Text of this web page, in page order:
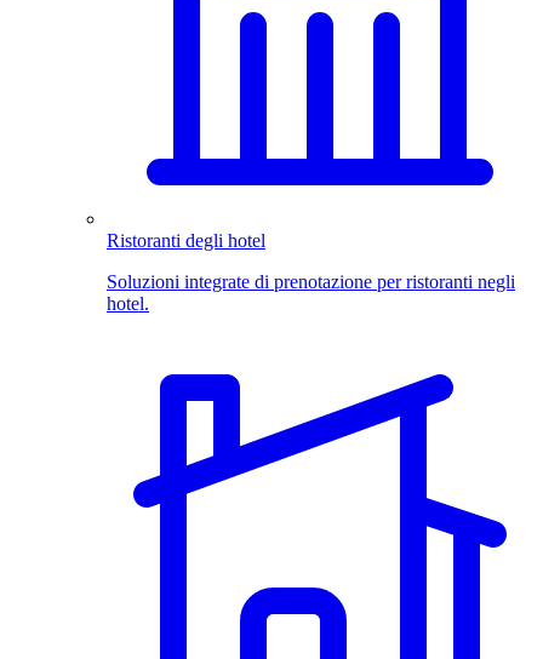
Ristoranti degli hotel
Soluzioni integrate di prenotazione per ristoranti negli
hotel.